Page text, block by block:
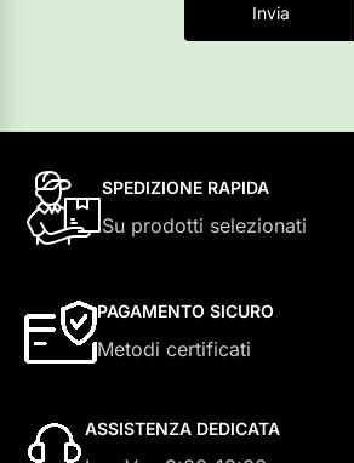
Invia
SPEDIZIONE RAPIDA
Su prodotti selezionati
PAGAMENTO SICURO
Metodi certificati
ASSISTENZA DEDICATA